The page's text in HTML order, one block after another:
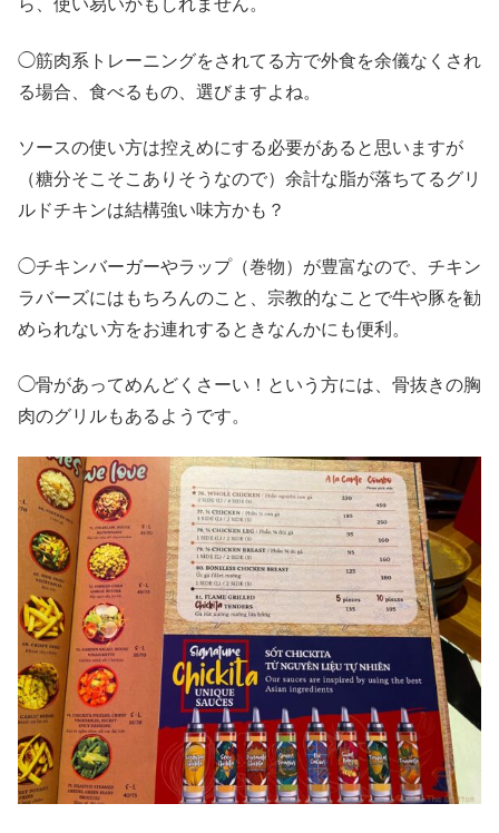
ら、使い易いかもしれません。
◯筋肉系トレーニングをされてる方で外食を余儀なくされ
る場合、食べるもの、選びますよね。
ソースの使い方は控えめにする必要があると思いますが
（糖分そこそこありそうなので）余計な脂が落ちてるグリ
ルドチキンは結構強い味方かも？
◯チキンバーガーやラップ（巻物）が豊富なので、チキン
ラバーズにはもちろんのこと、宗教的なことで牛や豚を勧
められない方をお連れするときなんかにも便利。
◯骨があってめんどくさーい！という方には、骨抜きの胸
肉のグリルもあるようです。